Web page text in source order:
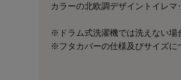
カラーの北欧調デザイントイレマ
※ドラム式洗濯機では洗えない場
※フタカバーの仕様及びサイズに